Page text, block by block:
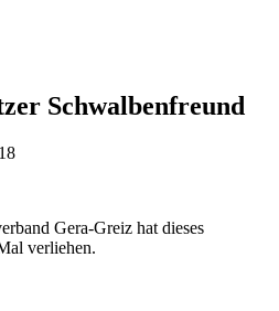
Schwalbenfreund
Gera-Greiz hat dieses
verliehen.